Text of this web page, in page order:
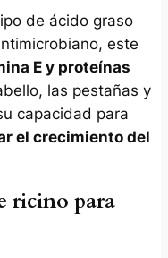
de ácido graso
este
E y proteínas
las pestañas y
capacidad para
el crecimiento del
ricino para